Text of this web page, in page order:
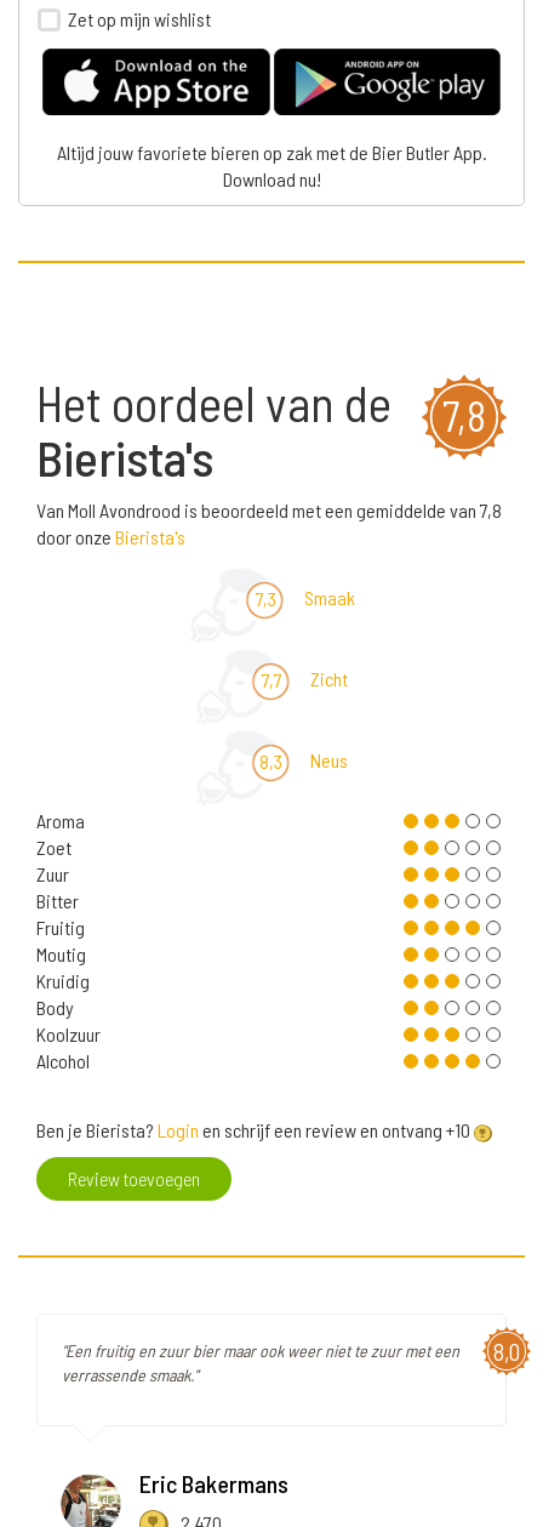
Zet op mijn wishlist
Altijd jouw favoriete bieren op zak met de Bier Butler App.
Download nu!
7,8
Het oordeel van de
Bierista's
Van Moll Avondrood is beoordeeld met een gemiddelde van 7,8
door onze Bierista's
7,3 Smaak
7,7 Zicht
8,3 Neus
Aroma
Zoet
Zuur
Bitter
Fruitig
Moutig
Kruidig
Body
Koolzuur
Alcohol
Ben je Bierista? Login en schrijf een review en ontvang +10
Review toevoegen
8,0
"Een fruitig en zuur bier maar ook weer niet te zuur met een
verrassende smaak."
Eric Bakermans